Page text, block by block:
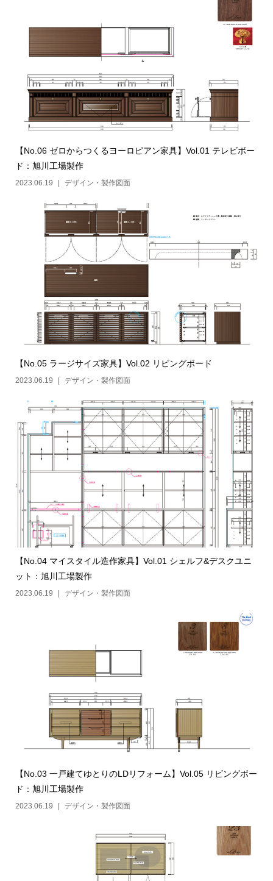
【No.06 ゼロからつくるヨーロピアン家具】Vol.01 テレビボー
ド：旭川工場製作
2023.06.19 デザイン・製作図面
【No.05 ラージサイズ家具】Vol.02 リビングボード
2023.06.19 デザイン・製作図面
【No.04 マイスタイル造作家具】Vol.01 シェルフ&デスクユニ
ット：旭川工場製作
2023.06.19 デザイン・製作図面
【No.03 一戸建てゆとりのLDリフォーム】Vol.05 リビングボー
ド：旭川工場製作
2023.06.19 デザイン・製作図面